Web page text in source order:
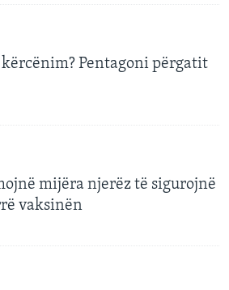
Pentagoni përgatit
mijëra njerëz të sigurojnë
vaksinën